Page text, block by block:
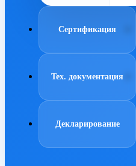
Сертификация
Тех. документация
Декларирование